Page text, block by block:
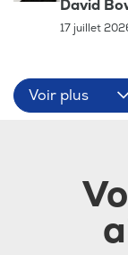
David
17 juillet
Voir plus